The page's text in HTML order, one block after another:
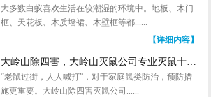
大多数白蚁喜欢生活在较潮湿的环境中。地板、木门
框、天花板、木质墙裙、木壁框等都......
【详细内容】
大岭山除四害，大岭山灭鼠公司专业灭鼠十五年，经验老到
“老鼠过街，人人喊打”，对于家庭鼠类防治，预防措
施更重要。大岭山除四害灭鼠公司......